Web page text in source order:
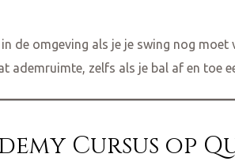
de omgeving als je je swing nog
ademruimte, zelfs als je bal af en toe
Cursus op